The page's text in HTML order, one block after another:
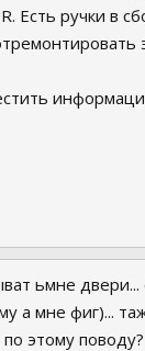
Есть ручки в
ьмне двери...
мне фиг)...
этому поводу?